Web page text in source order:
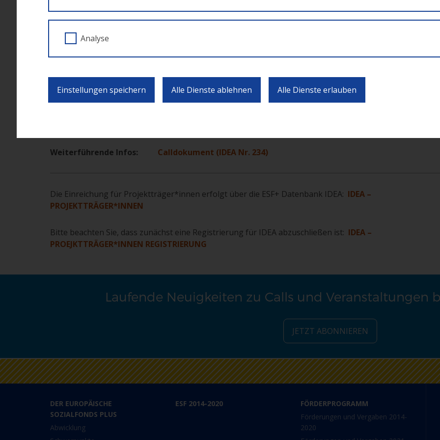
Voraussetzung für die Einreichung von Projekten ist die vorherige Zertifizierung durch eine
externe, facheinschlägige Qualitätssicherung im Feld der Bildungsberatung (IBOBB). Diese Zertifizierung
zu Projektbeginn vorliegen. Zum Call sind alle im Burgenland tätigen Erwachsenenbildungsorganisationen
zugelassen, die die oben zitierten Voraussetzungen erfüllen.
Weiterführende Infos: Calldokument (IDEA Nr. 234)
Die Einreichung für Projektträger*innen erfolgt über die ESF+ Datenbank IDEA: IDEA –
PROJEKTTRÄGER*INNEN
Bitte beachten Sie, dass zunächst eine Registrierung für IDEA abzuschließen ist: IDEA –
PROEJKTTRÄGER*INNEN REGISTRIERUNG
Laufende Neuigkeiten zu Calls und Veranstaltungen
JETZT ABONNIEREN
DER EUROPÄISCHE
SOZIALFONDS PLUS
Abwicklung
ESF 2014-2020
FÖRDERPROGRAMM
Förderungen und Vergaben 2014-
2020
Analyse
Einstellungen speichern Alle Dienste ablehnen Alle Dienste erlauben